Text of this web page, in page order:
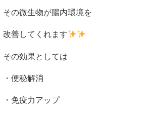
その微生物が腸内環境を
改善してくれます
その効果としては
・便秘解消
・免疫力アップ